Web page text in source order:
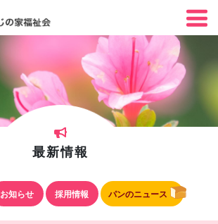
最新情報
お知らせ 採用情報 パンのニュース